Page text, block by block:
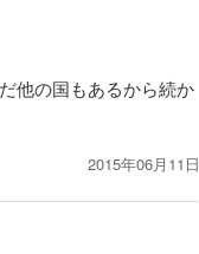
他の国もあるから続か
2015年06月11日